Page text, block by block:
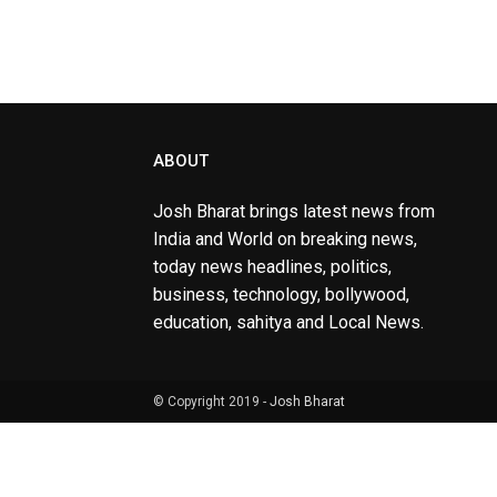
ABOUT
Josh Bharat brings latest news from
India and World on breaking news,
today news headlines, politics,
business, technology, bollywood,
education, sahitya and Local News.
© Copyright 2019 - Josh Bharat